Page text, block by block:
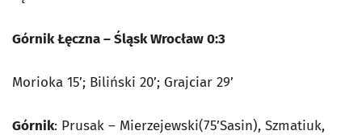
Górnik Łęczna – Śląsk Wrocław 0:3
Morioka 15’; Biliński 20’; Grajciar 29’
Górnik: Prusak – Mierzejewski(75’Sasin), Szmatiuk,